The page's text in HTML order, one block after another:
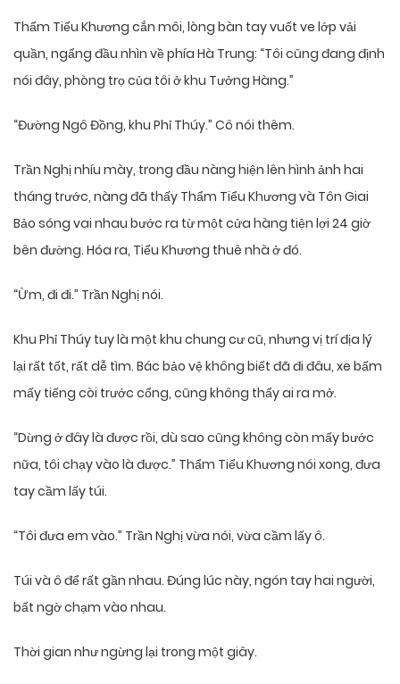
Thẩm Tiểu Khương cắn môi, lòng bàn tay vuốt ve lớp vải
quần, ngẩng đầu nhìn về phía Hà Trung: “Tôi cũng đang định
nói đây, phòng trọ của tôi ở khu Tưởng Hàng.”
“Đường Ngô Đồng, khu Phỉ Thúy.” Cô nói thêm.
Trần Nghị nhíu mày, trong đầu nàng hiện lên hình ảnh hai
tháng trước, nàng đã thấy Thẩm Tiểu Khương và Tôn Giai
Bảo sóng vai nhau bước ra từ một cửa hàng tiện lợi 24 giờ
bên đường. Hóa ra, Tiểu Khương thuê nhà ở đó.
“Ừm, đi đi.” Trần Nghị nói.
Khu Phỉ Thúy tuy là một khu chung cư cũ, nhưng vị trí địa lý
lại rất tốt, rất dễ tìm. Bác bảo vệ không biết đã đi đâu, xe bấm
mấy tiếng còi trước cổng, cũng không thấy ai ra mở.
“Dừng ở đây là được rồi, dù sao cũng không còn mấy bước
nữa, tôi chạy vào là được.” Thẩm Tiểu Khương nói xong, đưa
tay cầm lấy túi.
“Tôi đưa em vào.” Trần Nghị vừa nói, vừa cầm lấy ô.
Túi và ô để rất gần nhau. Đúng lúc này, ngón tay hai người,
bất ngờ chạm vào nhau.
Thời gian như ngừng lại trong một giây.